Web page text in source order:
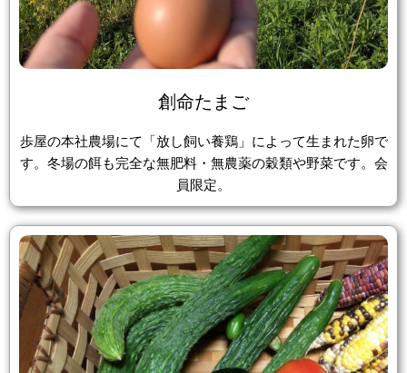
創命たまご
歩屋の本社農場にて「放し飼い養鶏」によって生まれた卵で
す。冬場の餌も完全な無肥料・無農薬の穀類や野菜です。会
員限定。